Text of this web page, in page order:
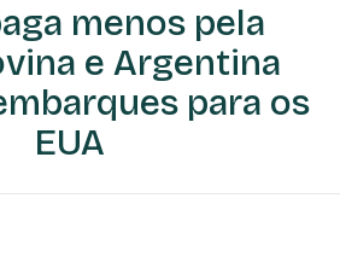
menos pela
e Argentina
para os
EUA